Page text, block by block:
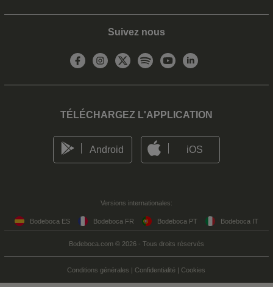
Suivez nous
TÉLÉCHARGEZ L'APPLICATION
Android iOS
Versions internationales:
Bodeboca ES Bodeboca FR Bodeboca PT Bodeboca IT
Bodeboca.com © 2026 - Tous droits réservés
Conditions générales | Confidentialité | Cookies